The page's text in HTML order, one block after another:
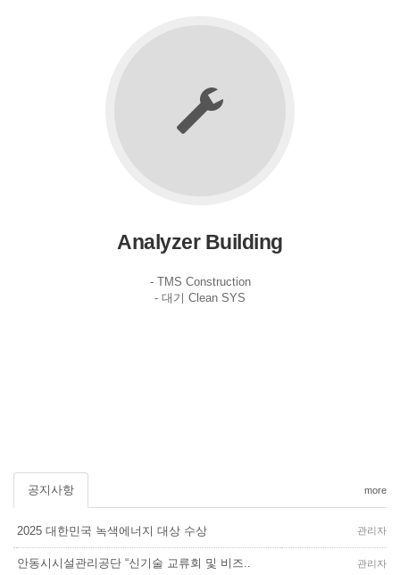
Analyzer Building
- TMS Construction
- 대기 Clean SYS
공지사항 more
2025 대한민국 녹색에너지 대상 수상 관리자
안동시시설관리공단 “신기술 교류회 및 비즈.. 관리자